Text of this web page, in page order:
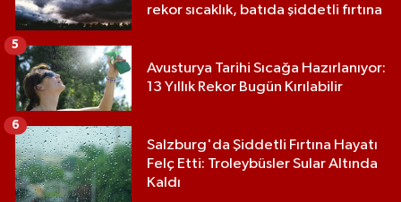
rekor sıcaklık, batıda şiddetli fırtına
Avusturya Tarihi Sıcağa Hazırlanıyor:
13 Yıllık Rekor Bugün Kırılabilir
5
Salzburg'da Şiddetli Fırtına Hayatı
Felç Etti: Troleybüsler Sular Altında
Kaldı
6